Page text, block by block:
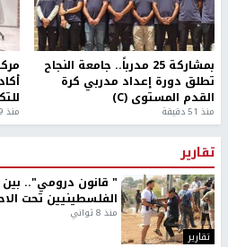
بمشاركة 25 مدرباً.. جامعة النجاح
تطلق دورة إعداد مدربي كرة
القدم المستوى (C)
منذ 51 دقيقة منذ 9 دقيقة
تقارير
تقارير
" قانون درومي"..
الفلسطينيين تحت
منذ 8 ثواني